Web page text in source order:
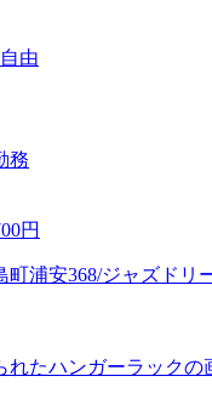
由
務
円
町浦安368/ジャズドリ